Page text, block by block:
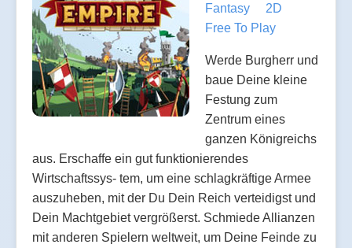
Fantasy
2D
Free To Play
Werde Burgherr und
baue Deine kleine
Festung zum
Zentrum eines
ganzen Königreichs
aus. Erschaffe ein gut funktionierendes
Wirtschaftssys- tem, um eine schlagkräftige Armee
auszuheben, mit der Du Dein Reich verteidigst und
Dein Machtgebiet vergrößerst. Schmiede Allianzen
mit anderen Spielern weltweit, um Deine Feinde zu